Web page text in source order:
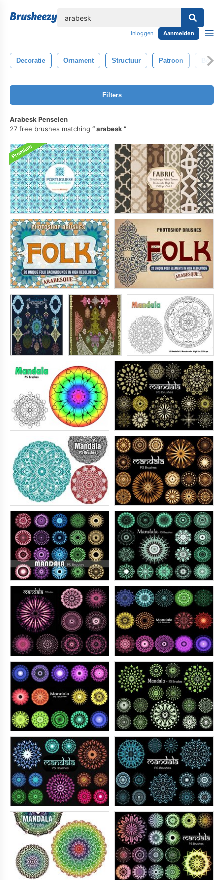
Inloggen Aanmelden
Decoratie Ornament Structuur Patroon
Filters
Arabesk Penselen
27 free brushes matching
arabesk